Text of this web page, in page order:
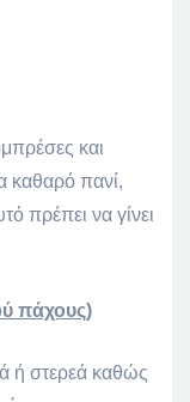
και
καθαρό πανί,
πρέπει να γίνει
πάχους)
ή στερεά καθώς